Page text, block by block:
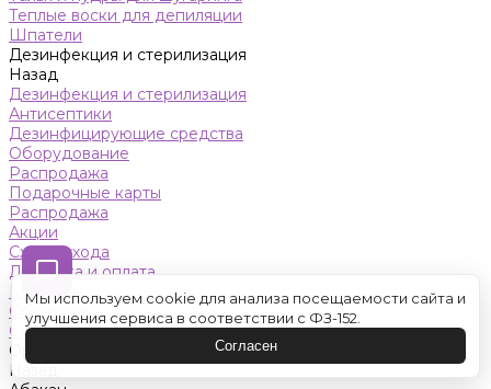
Теплые воски для депиляции
Шпатели
Дезинфекция и стерилизация
Назад
Дезинфекция и стерилизация
Антисептики
Дезинфицирующие средства
Оборудование
Распродажа
Подарочные карты
Распродажа
Акции
Схемы ухода
Доставка и оплата
Контакты
Обучение
Салон красоты
Оренбург
Назад
Мы используем cookie для анализа посещаемости сайта и
улучшения сервиса в соответствии с ФЗ-152.
Согласен